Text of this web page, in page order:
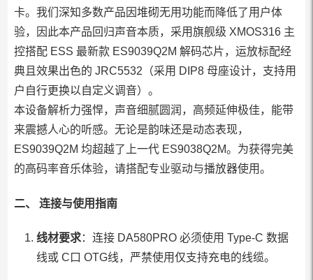
卡。我们深知多数产品因堆砌无用功能而降低了用户体
验，因此本产品回归声音本质，采用旗舰级 XMOS316 主
控搭配 ESS 最新款 ES9039Q2M 解码芯片，运放标配经
典且效果出色的 JRC5532（采用 DIP8 母座设计，支持用
户自行更换以自定义调音）。
本设备解析力强悍，声音细腻圆润，高频延伸极佳，能带
来震撼人心的听感。无论是韵味还是动态表现，
ES9039Q2M 均超越了上一代 ES9038Q2M。为获得完美
的高码率音乐体验，请搭配专业驱动与播放器使用。
二、 连接与使用指南
线材要求：连接 DA580PRO 必须使用 Type-C 数据
线或 C口 OTG线，严禁使用仅支持充电的线缆。